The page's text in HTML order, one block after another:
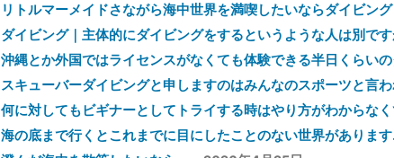
リトルマーメイドさながら海中世界を満喫したいならダイビン
ダイビング｜主体的にダイビングをするというような人は別です
沖縄とか外国ではライセンスがなくても体験できる半日くらい
スキューバーダイビングと申しますのはみんなのスポーツと言わ
何に対してもビギナーとしてトライする時はやり方がわからな
海の底まで行くとこれまでに目にしたことのない世界があります